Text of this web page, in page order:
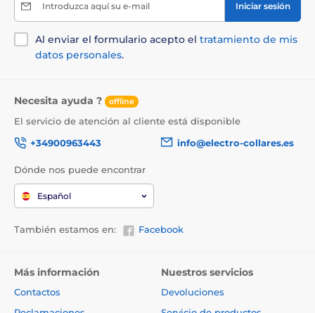
Introduzca aquí su e-mail Iniciar sesión
Al enviar el formulario acepto el tratamiento de mis
datos personales.
Necesita ayuda ? offline
El servicio de atención al cliente está disponible
+34900963443
info@electro-collares.es
Dónde nos puede encontrar
Español
También estamos en: Facebook
Más información
Contactos
Nuestros servicios
Devoluciones